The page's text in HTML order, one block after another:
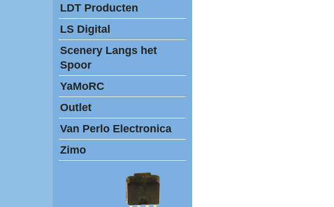
LDT Producten
LS Digital
Scenery Langs het
Spoor
YaMoRC
Outlet
Van Perlo Electronica
Zimo